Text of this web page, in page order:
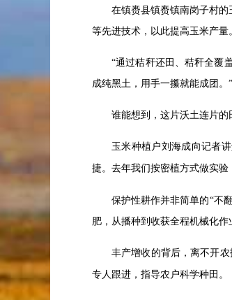
在镇赉县镇赉镇南岗子村
等先进技术，以此提高玉米产量
“通过秸秆还田、秸秆全覆
成纯黑土，用手一攥就能成团。
谁能想到，这片沃土连片
玉米种植户刘海成向记者
捷。去年我们按密植方式做实验
保护性耕作并非简单的“不
肥，从播种到收获全程机械化作
丰产增收的背后，离不开
专人跟进，指导农户科学种田。